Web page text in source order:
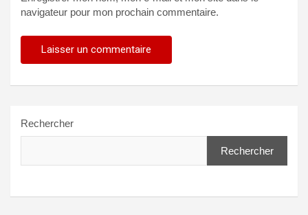
navigateur pour mon prochain commentaire.
Rechercher
Rechercher